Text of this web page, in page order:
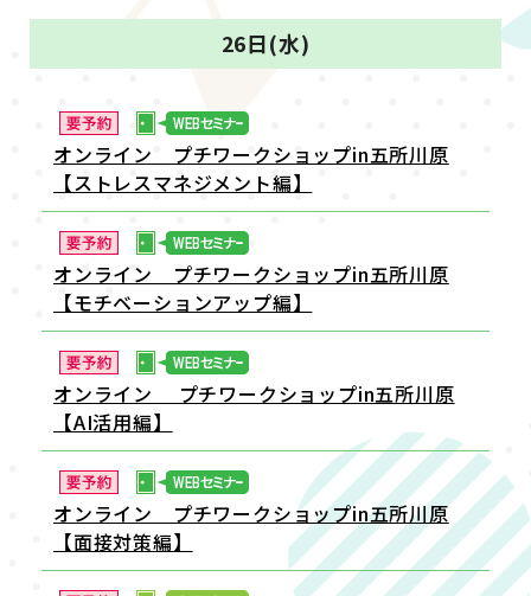
26日(水)
オンライン プチワークショップin五所川原
【ストレスマネジメント編】
オンライン プチワークショップin五所川原
【モチベーションアップ編】
オンライン プチワークショップin五所川原
【AI活用編】
オンライン プチワークショップin五所川原
【面接対策編】